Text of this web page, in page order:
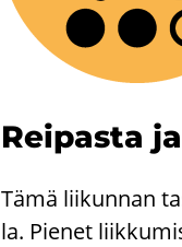
Rei­pas­ta
Tämä lii­kun­nan
la. Pie­net